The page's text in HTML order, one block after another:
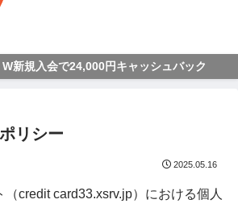
新規入会で24,000円キャッシュバック
リシー
2025.05.16
credit card33.xsrv.jp）における個人